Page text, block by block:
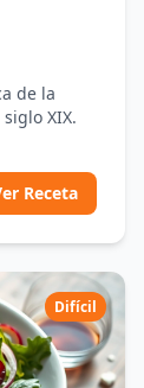
de la
XIX.
Receta
Difícil